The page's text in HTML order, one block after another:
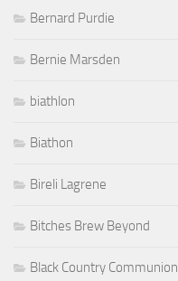
Bernard Purdie
Bernie Marsden
biathlon
Biathon
Bireli Lagrene
Bitches Brew Beyond
Black Country Communion